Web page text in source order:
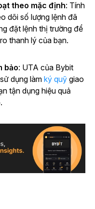
theo mặc định: Tính
dõi số lượng lệnh đã
đặt lệnh thị trường để
thanh lý của bạn.
bảo: UTA của Bybit
dụng làm ký quỹ giao
tận dụng hiệu quả